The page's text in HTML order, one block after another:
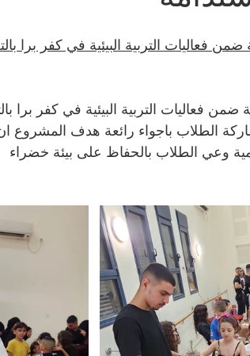
ضمن فعاليات التربية البيئية في كفر
ضمن فعاليات التربية البيئية في كفر
الطلاب باجواء رائعة هدف المشروع
وعي الطلاب بالحفاظ على بيئة خضراء